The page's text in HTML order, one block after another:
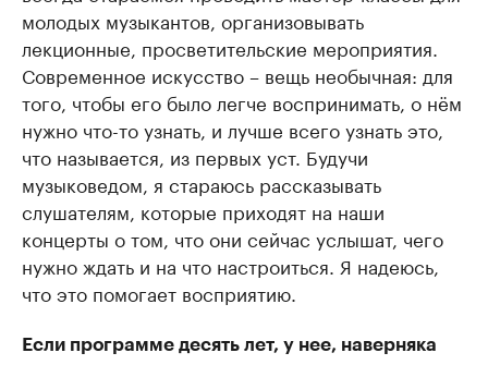
молодых музыкантов, организовывать
лекционные, просветительские мероприятия.
Современное искусство – вещь необычная: для
того, чтобы его было легче воспринимать, о нём
нужно что-то узнать, и лучше всего узнать это,
что называется, из первых уст. Будучи
музыковедом, я стараюсь рассказывать
слушателям, которые приходят на наши
концерты о том, что они сейчас услышат, чего
нужно ждать и на что настроиться. Я надеюсь,
что это помогает восприятию.
Если программе десять лет, у нее, наверняка